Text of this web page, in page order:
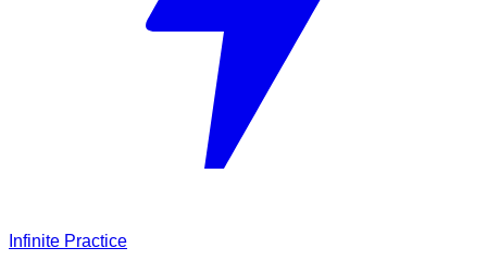
Infinite Practice